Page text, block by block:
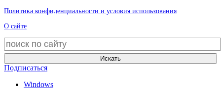
Политика конфиденциальности и условия использования
О сайте
Искать
Подписаться
Windows